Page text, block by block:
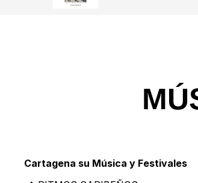
Cartagena su Música y Festivales